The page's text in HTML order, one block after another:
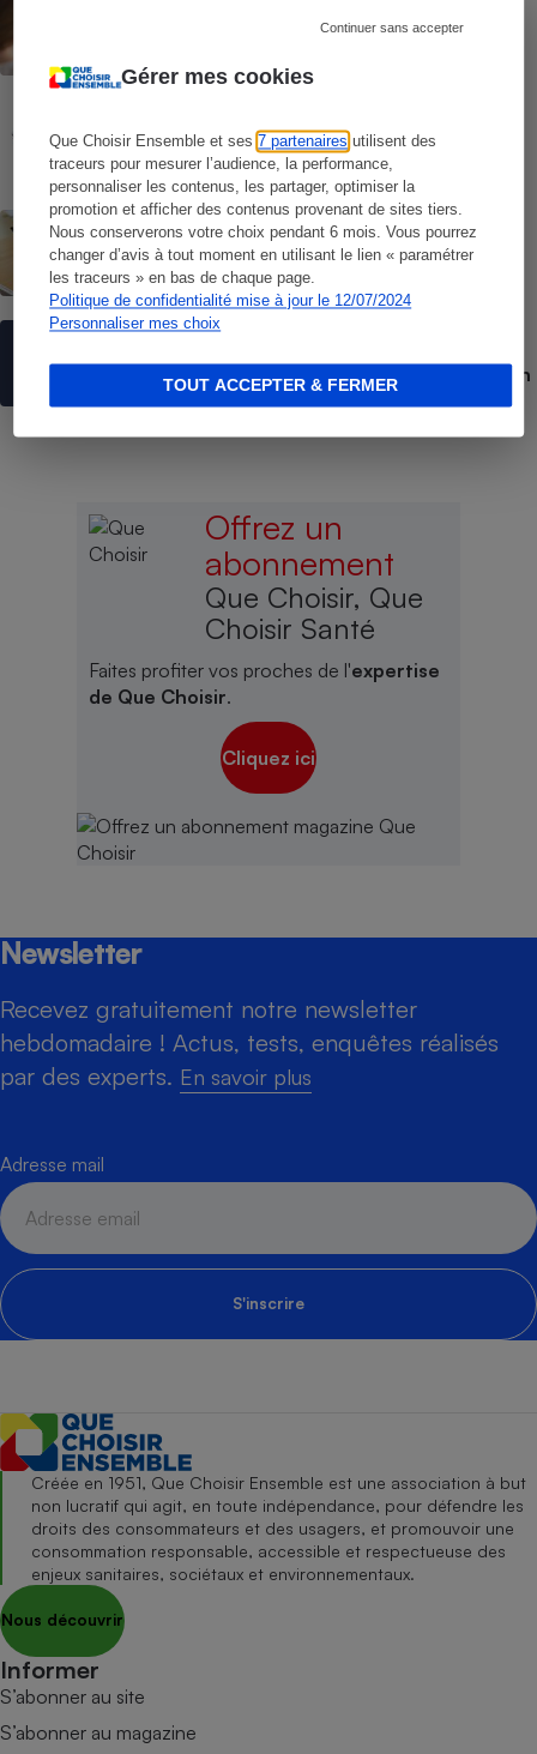
Gérer mes cookies
Que Choisir Ensemble et ses7 partenaires utilisent des
traceurs pour mesurer l’audience, la performance,
personnaliser les contenus, les partager, optimiser la
promotion et afficher des contenus provenant de sites tiers.
Nous conserverons votre choix pendant 6 mois. Vous pourrez
changer d’avis à tout moment en utilisant le lien « paramétrer
les traceurs » en bas de chaque page.
Politique de confidentialité mise à jour le 12/07/2024
Personnaliser mes choix
Continuer sans accepter
TOUT ACCEPTER & FERMER
Windows 10 - Comment réagir face à la
Tablettes tactiles - Le protocole
BRÈVE
Tablettes tactiles - iPad, Android,
Windows : nos tests révèlent les vraies
différences
ACTUALITÉ
solution d’authentification rapide made in
France ?
Offrez un
abonnement
Que Choisir, Que
Choisir Santé
Faites profiter vos proches de l'expertise
de Que Choisir.
Cliquez ici
Newsletter
Recevez gratuitement notre newsletter
hebdomadaire ! Actus, tests, enquêtes réalisés
par des experts. En savoir plus
Adresse mail
S'inscrire
Créée en 1951, Que Choisir Ensemble est une association à but
non lucratif qui agit, en toute indépendance, pour défendre les
droits des consommateurs et des usagers, et promouvoir une
consommation responsable, accessible et respectueuse des
enjeux sanitaires, sociétaux et environnementaux.
Nous découvrir
Informer
S’abonner au site
S’abonner au magazine